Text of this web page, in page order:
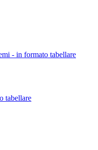
- in formato tabellare
tabellare